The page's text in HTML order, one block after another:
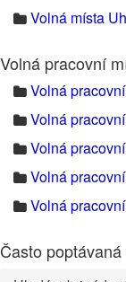
Volná místa
Volná pracovní
Volná
Volná
Volná
Volná
Volná
Často